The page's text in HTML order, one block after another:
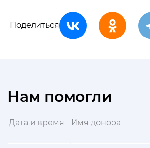
Поделиться
Нам помогли
Дата и время Имя донора